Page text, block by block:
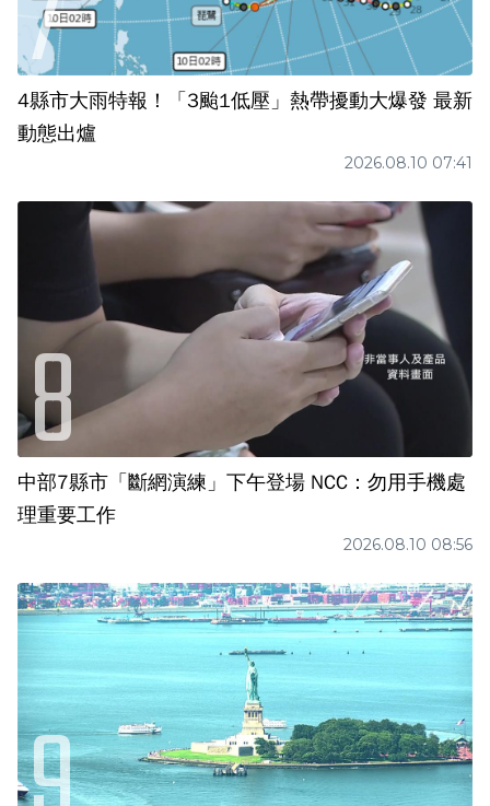
4縣市大雨特報！「3颱1低壓」熱帶擾動大爆發 最新
動態出爐
2026.08.10 07:41
中部7縣市「斷網演練」下午登場 NCC：勿用手機處
理重要工作
2026.08.10 08:56